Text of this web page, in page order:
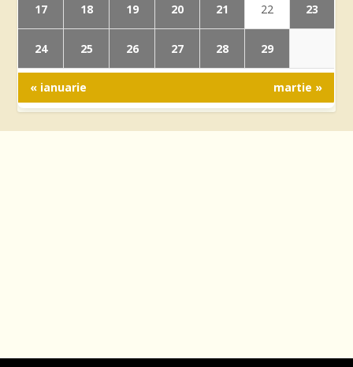
17 18 19 20 21 22 23
24 25 26 27 28 29
« ianuarie martie »